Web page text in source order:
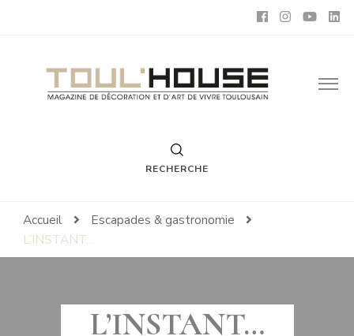
Toul'House
Magazine de Décoration et d'Art de Vivre.
RECHERCHE
Accueil
Escapades & gastronomie
L’INSTANT…
L’INSTANT…